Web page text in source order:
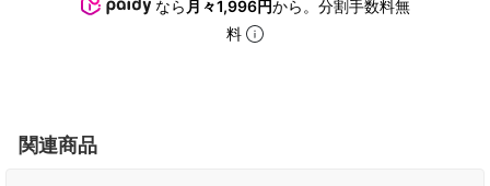
なら 月々1,996円から。分割手数料無
料
関連商品